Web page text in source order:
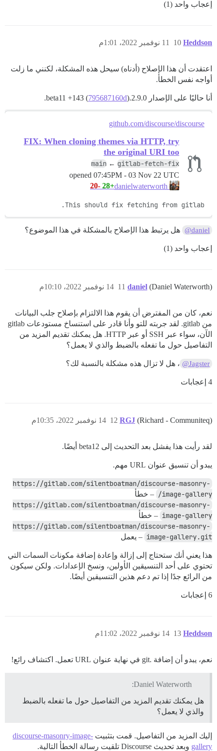
إعجاب واحد (1)
Heddson 11 نوفمبر 2022، 1:01م 10
اعتقدت أن هذا الإصلاح (أدناه) سيحل هذه المشكلة، لكنني ما زلت
أواجه نفس الخطأ.
أنا حاليًا على الإصدار 2.9.0.beta11 +143 ( 795687160d).
github.com/discourse/discourse
FIX: When cloning themes via HTTP, try
the original URI too
main ← gitlab-fetch-fix
opened 07:45PM - 03 Nov 22 UTC
+28
-20
This should fix fetching from gitlab.
@daniel هل يرتبط هذا الإصلاح بالمشكلة في هذا الموضوع؟
إعجاب واحد (1)
daniel (Daniel Waterworth) 14 نوفمبر 2022، 10:10م 11
نعم، كان من المفترض أن يقوم هذا الالتزام بإصلاح جلب البيانات
من gitlab. لقد جربته للتو وأنا قادر على استنساخ مستودعات gitlab
الآن، سواء عبر SSH أو عبر HTTP. هل يمكنك تقديم المزيد من
التفاصيل حول ما تفعله بالضبط والذي لا يعمل؟
@Jagster ، هل لا تزال هذه مشكلة بالنسبة لك؟
4 إعجابات
RGJ (Richard - Communiteq) 14 نوفمبر 2022، 10:35م 12
لقد رأيت هذا يفشل بعد التحديث إلى beta12 أيضًا.
يبدو أن تنسيق عنوان URL مهم.
https://gitlab.com/silentboatman/discourse-masonry-
image-gallery/
– خطأ
https://gitlab.com/silentboatman/discourse-masonry-
image-gallery – خطأ
https://gitlab.com/silentboatman/discourse-masonry-
image-gallery.git – يعمل
هذا يعني أنك ستحتاج إلى إزالة وإعادة إضافة مكونات السمات التي
تحتوي على أحد التنسيقين الأولين، ونسخ الإعدادات. ولكن سيكون
من الرائع جدًا إذا تم دعم هذين التنسيقين أيضًا.
6 إعجابات
Heddson 14 نوفمبر 2022، 11:02م 13
نعم، يبدو أن إضافة .git في نهاية عنوان URL تعمل. اكتشاف رائع!
Daniel Waterworth:
هل يمكنك تقديم المزيد من التفاصيل حول ما تفعله بالضبط
والذي لا يعمل؟
إليك المزيد من التفاصيل. قمت بتثبيت discourse-masonry-image-
gallery وبعد تحديث Discourse تلقيت رسالة الخطأ التالية.